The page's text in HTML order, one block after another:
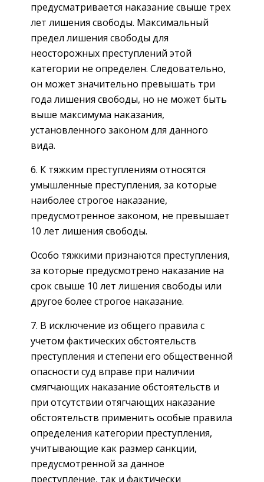
предусматривается наказание свыше трех
лет лишения свободы. Максимальный
предел лишения свободы для
неосторожных преступлений этой
категории не определен. Следовательно,
он может значительно превышать три
года лишения свободы, но не может быть
выше максимума наказания,
установленного законом для данного
вида.
6. К тяжким преступлениям относятся
умышленные преступления, за которые
наиболее строгое наказание,
предусмотренное законом, не превышает
10 лет лишения свободы.
Особо тяжкими признаются преступления,
за которые предусмотрено наказание на
срок свыше 10 лет лишения свободы или
другое более строгое наказание.
7. В исключение из общего правила с
учетом фактических обстоятельств
преступления и степени его общественной
опасности суд вправе при наличии
смягчающих наказание обстоятельств и
при отсутствии отягчающих наказание
обстоятельств применить особые правила
определения категории преступления,
учитывающие как размер санкции,
предусмотренной за данное
преступление, так и фактически